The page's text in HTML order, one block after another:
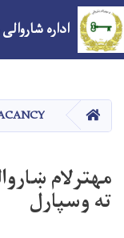
اداره
صفحه اصلی
مهترلام
ته وسپارل